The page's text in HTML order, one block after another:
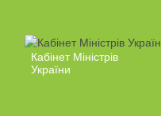
Кабінет Міністрів
України